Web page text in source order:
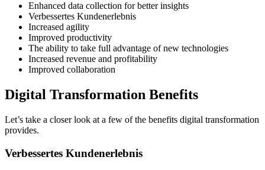
Enhanced data collection for better insights
Verbessertes Kundenerlebnis
Increased agility
Improved productivity
The ability to take full advantage of new technologies
Increased revenue and profitability
Improved collaboration
Digital Transformation Benefits
Let’s take a closer look at a few of the benefits digital transformation
provides.
Verbessertes Kundenerlebnis